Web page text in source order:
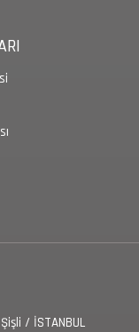
/ İSTANBUL